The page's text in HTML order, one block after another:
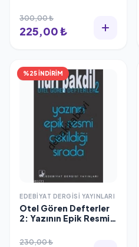
Pakdil
300,00 ₺
225,00 ₺
%25 İNDİRİM
EDEBIYAT DERGISI YAYINLARI
Otel Gören Defterler
2: Yazının Epik Resmi
Pakdil
230,00 ₺